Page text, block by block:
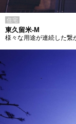
住宅
東久留米-M
様々な用途が連続した繋